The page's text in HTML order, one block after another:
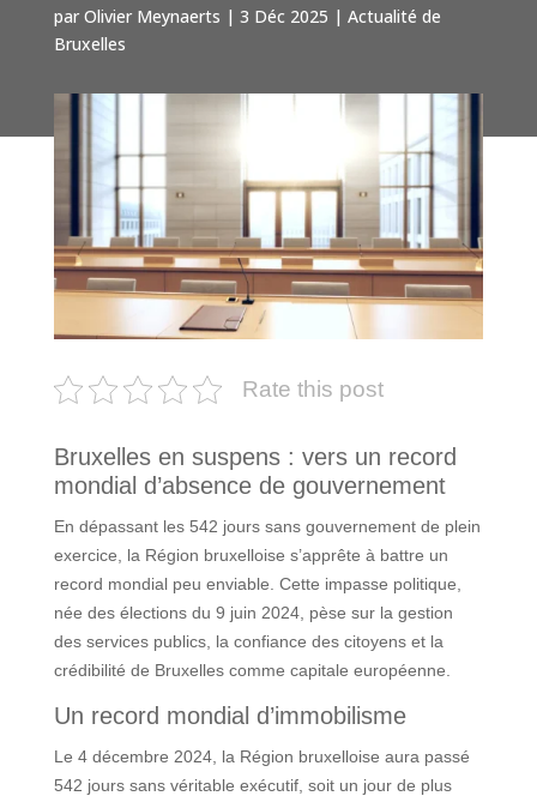
par Olivier Meynaerts | 3 Déc 2025 | Actualité de
Bruxelles
Rate this post
Bruxelles en suspens : vers un record
mondial d’absence de gouvernement
En dépassant les 542 jours sans gouvernement de plein
exercice, la Région bruxelloise s’apprête à battre un
record mondial peu enviable. Cette impasse politique,
née des élections du 9 juin 2024, pèse sur la gestion
des services publics, la confiance des citoyens et la
crédibilité de Bruxelles comme capitale européenne.
Un record mondial d’immobilisme
Le 4 décembre 2024, la Région bruxelloise aura passé
542 jours sans véritable exécutif, soit un jour de plus